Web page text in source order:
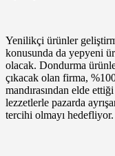
Yenilikçi ürünler
konusunda da yepyeni
olacak. Dondurma
çıkacak olan firma,
mandırasından elde
lezzetlerle pazarda
tercihi olmayı hedefliyor.